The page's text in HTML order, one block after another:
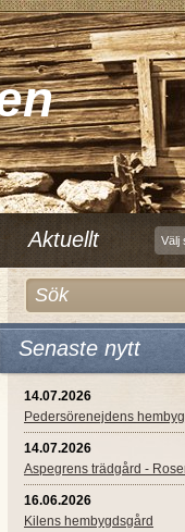
Aktuellt Välj
Senaste nytt
14.07.2026
Pedersörenejdens
14.07.2026
Aspegrens trädgård -
16.06.2026
Kilens hembygdsgård